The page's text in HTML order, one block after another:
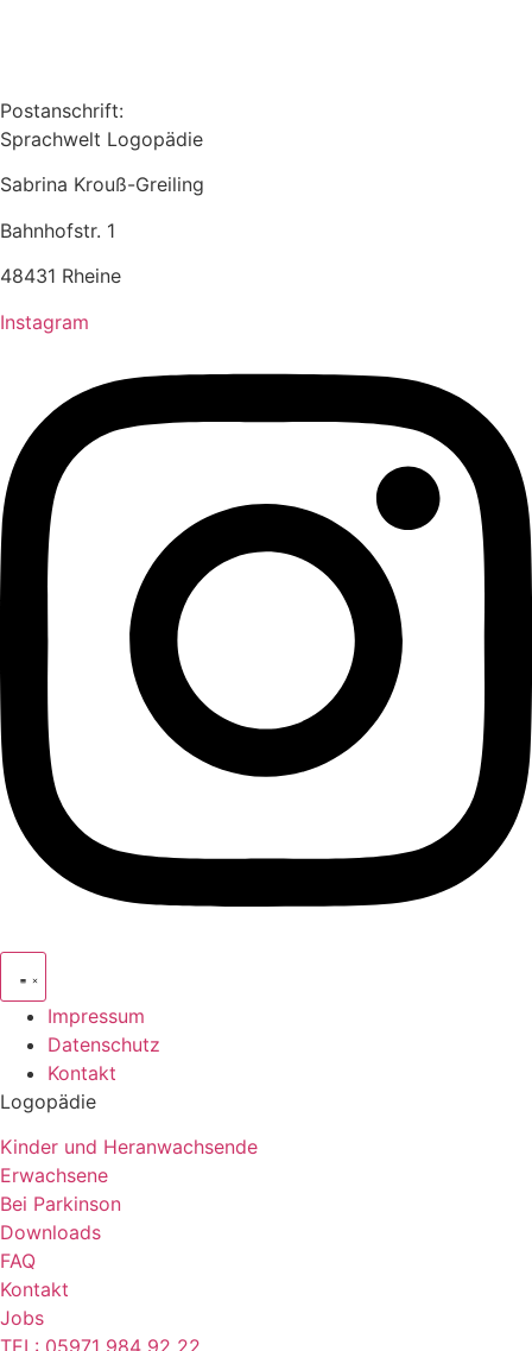
Postanschrift:
Sprachwelt Logopädie
Sabrina Krouß-Greiling
Bahnhofstr. 1
48431 Rheine
Instagram
Impressum
Datenschutz
Kontakt
Logopädie
Kinder und Heranwachsende
Erwachsene
Bei Parkinson
Downloads
FAQ
Kontakt
Jobs
TEL: 05971 984 92 22